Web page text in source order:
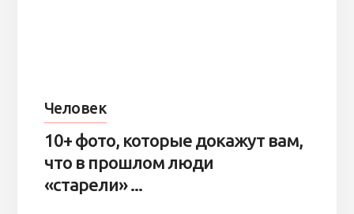
Человек
10+ фото, которые докажут вам,
что в прошлом люди
«старели» ...